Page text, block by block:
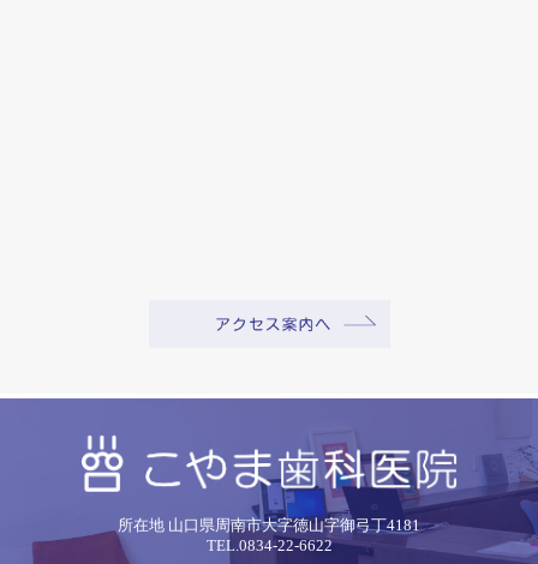
所在地 山口県周南市大字徳山字御弓丁4181
TEL.0834-22-6622